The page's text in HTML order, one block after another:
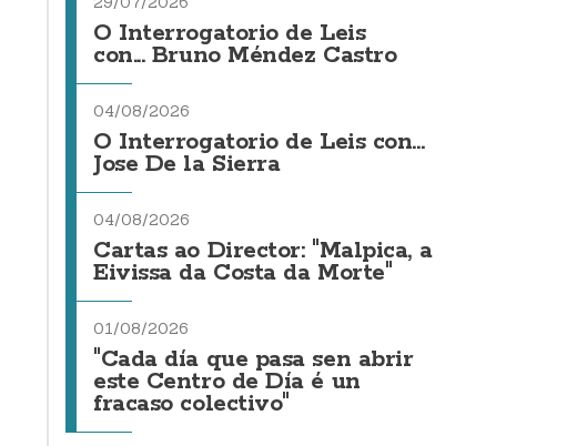
O Interrogatorio de Leis
con... Bruno Méndez Castro
04/08/2026
O Interrogatorio de Leis con...
Jose De la Sierra
04/08/2026
Cartas ao Director: "Malpica, a
Eivissa da Costa da Morte"
01/08/2026
"Cada día que pasa sen abrir
este Centro de Día é un
fracaso colectivo"